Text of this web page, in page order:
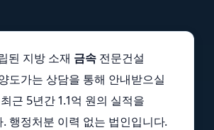
된 지방 소재 금속전문건설
도가는 상담을 통해 안내받으실
근 5년간 1.1억 원의 실적을
행정처분 이력 없는 법인입니다.